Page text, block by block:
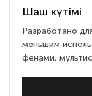
Шаш күтімі
Разработано
меньшим
фенами,